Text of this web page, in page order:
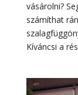
vásárolni?
számíthat
Kíváncsi a